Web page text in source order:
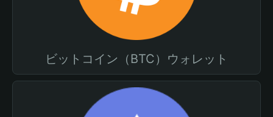
ビットコイン（BTC）ウォレット